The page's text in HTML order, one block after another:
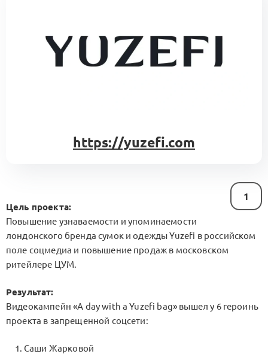
https://yuzefi.com
1
Цель проекта:
Повышение узнаваемости и упоминаемости
лондонского бренда сумок и одежды Yuzefi в российском
поле соцмедиа и повышение продаж в московском
ритейлере ЦУМ.
Результат:
Видеокампейн «A day with a Yuzefi bag» вышел у 6 героинь
проекта в запрещенной соцсети:
Саши Жарковой